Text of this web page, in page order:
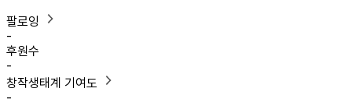
팔로잉
-
후원수
-
창작생태계 기여도